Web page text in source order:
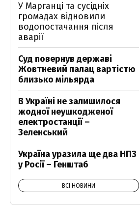
У Марганці та сусідніх
громадах відновили
водопостачання після
аварії
Суд повернув державі
Жовтневий палац вартістю
близько мільярда
В Україні не залишилося
жодної неушкодженої
електростанції –
Зеленський
Україна уразила ще два НПЗ
у Росії – Генштаб
ВСІ НОВИНИ